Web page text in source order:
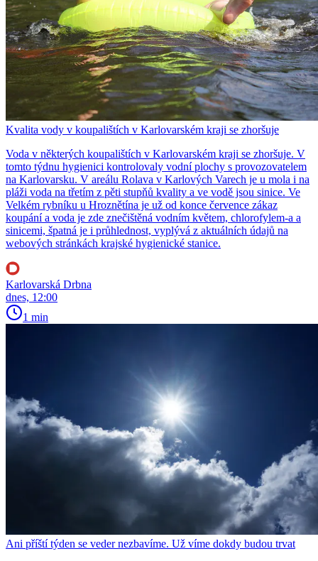
Kvalita vody v koupalištích v Karlovarském kraji se zhoršuje
Voda v některých koupalištích v Karlovarském kraji se zhoršuje. V
tomto týdnu hygienici kontrolovaly vodní plochy s provozovatelem
na Karlovarsku. V areálu Rolava v Karlových Varech je u mola i na
pláži voda na třetím z pěti stupňů kvality a ve vodě jsou sinice. Ve
Velkém rybníku u Hroznětína je už od konce července zákaz
koupání a voda je zde znečištěná vodním květem, chlorofylem-a a
sinicemi, špatná je i průhlednost, vyplývá z aktuálních údajů na
webových stránkách krajské hygienické stanice.
Karlovarská Drbna
dnes, 12:00
1 min
Ani příští týden se veder nezbavíme. Už víme dokdy budou trvat